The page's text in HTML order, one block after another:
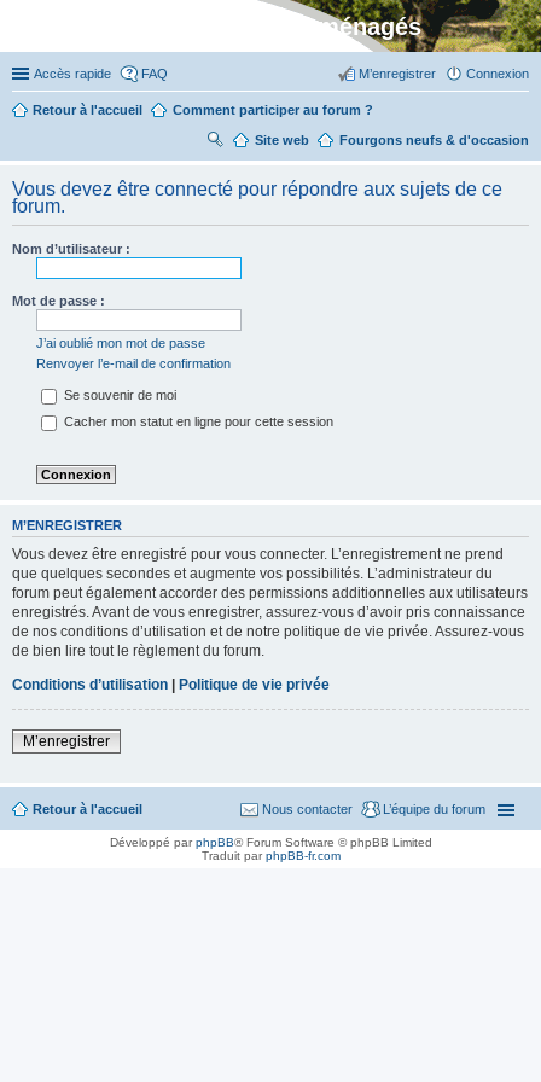
Stylevan - Vans aménagés
Accès rapide FAQ Connexion
M’enregistrer
Retour à l'accueil Comment participer au forum ?
Fourgons neufs & d'occasion
Site web
R
her
ch
er
Vous devez être connecté pour répondre aux sujets de ce
forum.
Nom d’utilisateur :
Mot de passe :
J’ai oublié mon mot de passe
Renvoyer l’e-mail de confirmation
Se souvenir de moi
Cacher mon statut en ligne pour cette session
M’ENREGISTRER
Vous devez être enregistré pour vous connecter. L’enregistrement ne prend
que quelques secondes et augmente vos possibilités. L’administrateur du
forum peut également accorder des permissions additionnelles aux utilisateurs
enregistrés. Avant de vous enregistrer, assurez-vous d’avoir pris connaissance
de nos conditions d’utilisation et de notre politique de vie privée. Assurez-vous
de bien lire tout le règlement du forum.
Conditions d’utilisation | Politique de vie privée
M’enregistrer
Retour à l'accueil L’équipe du forum
Nous contacter
Développé parphpBB® Forum Software © phpBB Limited
Traduit parphpBB-fr.com